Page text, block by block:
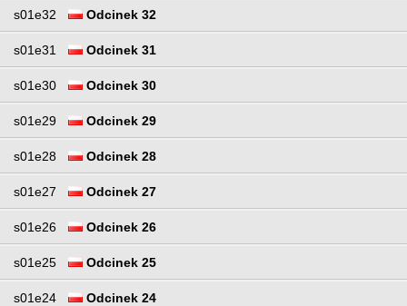
s01e32 Odcinek 32
s01e31 Odcinek 31
s01e30 Odcinek 30
s01e29 Odcinek 29
s01e28 Odcinek 28
s01e27 Odcinek 27
s01e26 Odcinek 26
s01e25 Odcinek 25
s01e24 Odcinek 24